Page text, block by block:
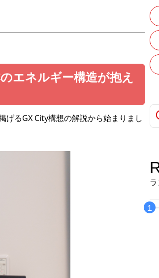
エネルギー構造が抱え
げるGX City構想の解説から始まりまし